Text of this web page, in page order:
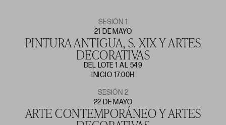
SESIÓN 1
21 DE MAYO
PINTURA ANTIGUA, S. XIX Y ARTES
DECORATIVAS
DEL LOTE 1 AL 549
INICIO 17:00H
SESIÓN 2
22 DE MAYO
ARTE CONTEMPORÁNEO Y ARTES